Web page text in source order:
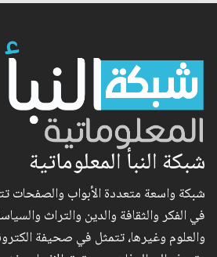
شبكة النبأ المعلوماتية
شبكة واسعة متعددة الأبواب والصفحات
في الفكر والثقافة والدين والتراث
والعلوم وغيرها، تتمثل في صحيفة